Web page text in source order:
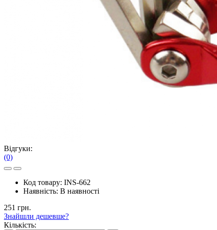
Відгуки:
(0)
Код товару: INS-662
Наявність: В наявності
251 грн.
Знайшли дешевше?
Кількість: